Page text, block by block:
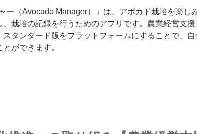
ー（Avocado Manager）」は、アボカド栽培を楽し
、栽培の記録を行うためのアプリです。農業経営支
スタンダード版をプラットフォームにすることで、
ができます。